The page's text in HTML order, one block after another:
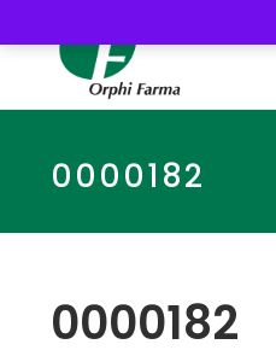
0000182
0000182